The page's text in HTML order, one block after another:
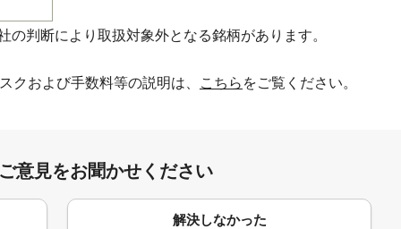
判断により取扱対象外となる銘柄があります。
クおよび手数料等の説明は、 こちら をご覧ください。
意見をお聞かせください
解決しなかった